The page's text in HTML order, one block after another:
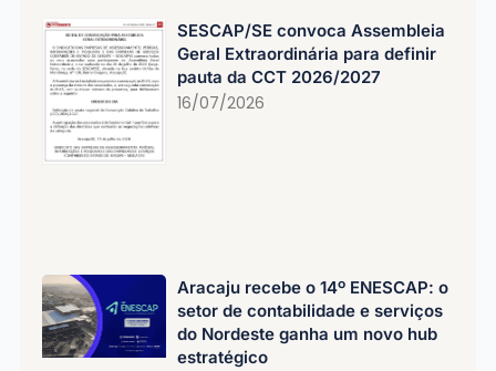
SESCAP/SE convoca Assembleia
Geral Extraordinária para definir
pauta da CCT 2026/2027
16/07/2026
Aracaju recebe o 14º ENESCAP: o
setor de contabilidade e serviços
do Nordeste ganha um novo hub
estratégico